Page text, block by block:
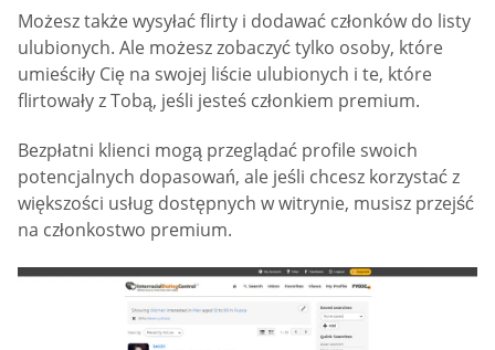
Możesz także wysyłać flirty i dodawać członków do listy
ulubionych. Ale możesz zobaczyć tylko osoby, które
umieściły Cię na swojej liście ulubionych i te, które
flirtowały z Tobą, jeśli jesteś członkiem premium.
Bezpłatni klienci mogą przeglądać profile swoich
potencjalnych dopasowań, ale jeśli chcesz korzystać z
większości usług dostępnych w witrynie, musisz przejść
na członkostwo premium.